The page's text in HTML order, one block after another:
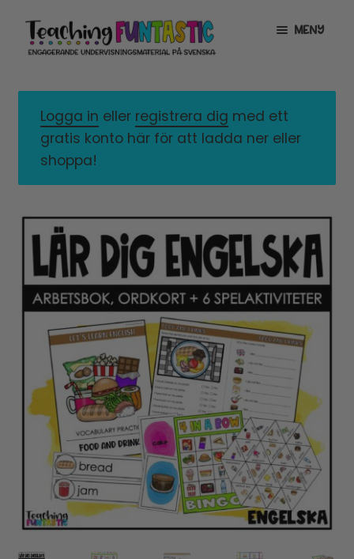
Hoppa
till
navigering
Gå
till
innehåll
MENY
MITT KONTO
GRATISMATERIAL
LICENSER
EXPANDERA
UNDERMENY
TYPSNITT
Logga in eller registrera dig med ett
gratis konto här för att ladda ner eller
shoppa!